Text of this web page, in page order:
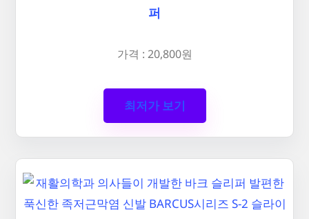
퍼
가격 : 20,800원
최저가 보기